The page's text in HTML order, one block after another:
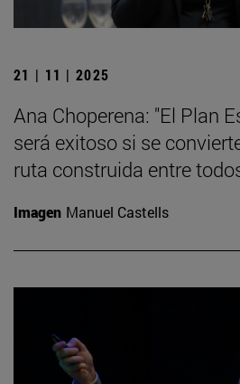
21 | 11 | 2025
Ana Choperena: "El Plan
será exitoso si se
ruta construida entre
Imagen Manuel Castells